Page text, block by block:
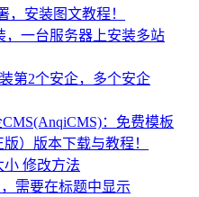
，安装图文教程！
，一台服务器上安装多站
第2个安企，多个安企
：免费模板
）版本下载与教程！
修改方法
需要在标题中显示